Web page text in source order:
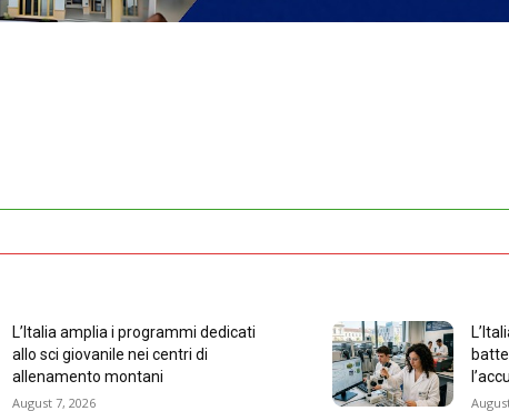
L’Italia amplia i programmi dedicati
allo sci giovanile nei centri di
allenamento montani
August 7, 2026